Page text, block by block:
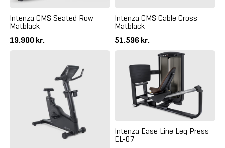
Intenza CMS Seated Row
Matblack
19.900 kr.
Intenza CMS Cable Cross
Matblack
51.596 kr.
Intenza Ease Line Leg Press
EL-07